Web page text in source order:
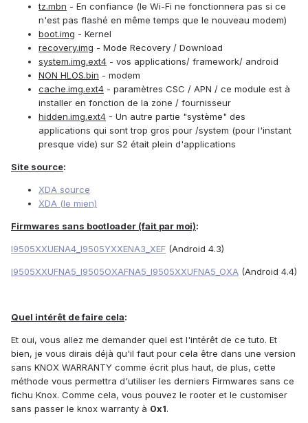
tz.mbn - En confiance (le Wi-Fi ne fonctionnera pas si ce
n'est pas flashé en même temps que le nouveau modem)
boot.img - Kernel
recovery.img - Mode Recovery / Download
system.img.ext4 - vos applications/ framework/ android
NON HLOS.bin - modem
cache.img.ext4 - paramètres CSC / APN / ce module est à
installer en fonction de la zone / fournisseur
hidden.img.ext4 - Un autre partie "système" des
applications qui sont trop gros pour /system (pour l'instant
presque vide) sur S2 était plein d'applications
Site source:
XDA source
XDA (le mien)
Firmwares sans bootloader (fait par moi):
I9505XXUENA4_I9505YXXENA3_XEF (Android 4.3)
I9505XXUFNA5_I9505OXAFNA5_I9505XXUFNA5_OXA (Android 4.4)
Quel intérêt de faire cela:
Et oui, vous allez me demander quel est l'intérêt de ce tuto. Et
bien, je vous dirais déjà qu'il faut pour cela être dans une version
sans KNOX WARRANTY comme écrit plus haut, de plus, cette
méthode vous permettra d'utiliser les derniers Firmwares sans ce
fichu Knox. Comme cela, vous pouvez le rooter et le customiser
sans passer le knox warranty à 0x1.